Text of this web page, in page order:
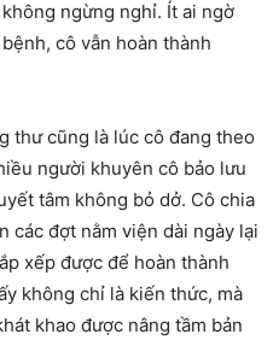
ngừng nghỉ. Ít ai ngờ
cô vẫn hoàn thành
thư cũng là lúc cô đang theo
người khuyên cô bảo lưu
tâm không bỏ dở. Cô chia
các đợt nằm viện dài ngày lại
xếp được để hoàn thành
không chỉ là kiến thức, mà
khao được nâng tầm bản